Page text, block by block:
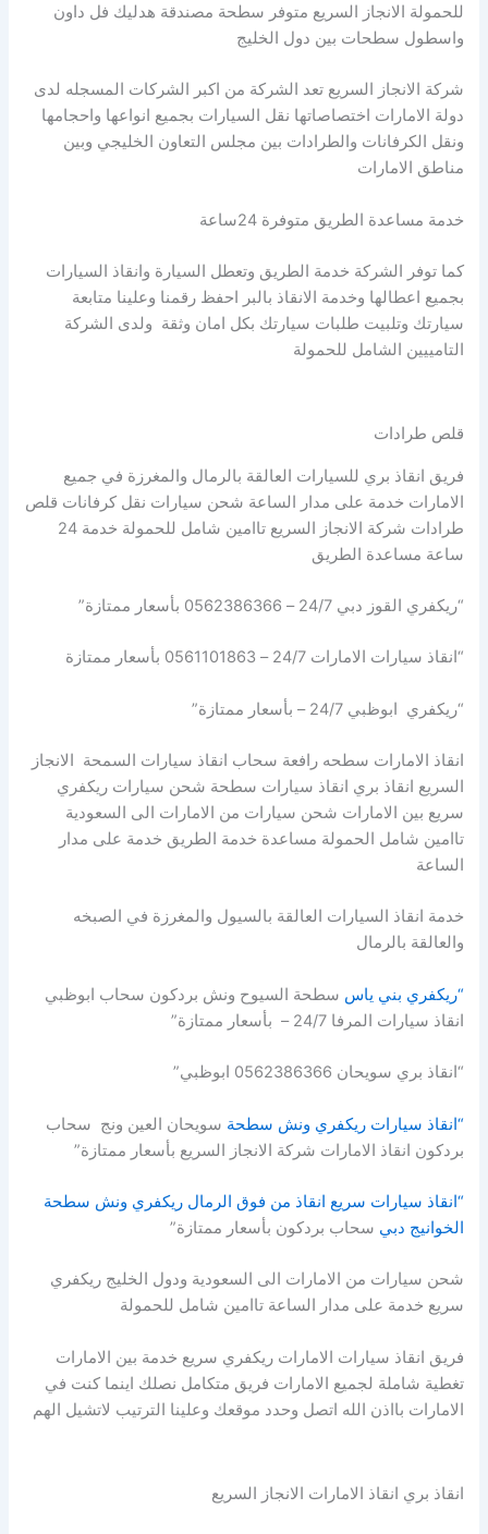
للحمولة الانجاز السريع متوفر سطحة مصندقة هدليك فل داون
واسطول سطحات بين دول الخليج
شركة الانجاز السريع تعد الشركة من اكبر الشركات المسجله لدى
دولة الامارات اختصاصاتها نقل السيارات بجميع انواعها واحجامها
ونقل الكرفانات والطرادات بين مجلس التعاون الخليجي وبين
مناطق الامارات
خدمة مساعدة الطريق متوفرة 24ساعة
كما توفر الشركة خدمة الطريق وتعطل السيارة وانقاذ السيارات
بجميع اعطالها وخدمة الانقاذ بالبر احفظ رقمنا وعلينا متابعة
سيارتك وتلبيت طلبات سيارتك بكل امان وثقة ولدى الشركة
التامييين الشامل للحمولة
قلص طرادات
فريق انقاذ بري للسيارات العالقة بالرمال والمغرزة في جميع
الامارات خدمة على مدار الساعة شحن سيارات نقل كرفانات قلص
طرادات شركة الانجاز السريع تاامين شامل للحمولة خدمة 24
ساعة مساعدة الطريق
“ريكفري القوز دبي 24/7 – 0562386366 بأسعار ممتازة”
“انقاذ سيارات الامارات 24/7 – 0561101863 بأسعار ممتازة
“ريكفري ابوظبي 24/7 – بأسعار ممتازة”
انقاذ الامارات سطحه رافعة سحاب انقاذ سيارات السمحة الانجاز
السريع انقاذ بري انقاذ سيارات سطحة شحن سيارات ريكفري
سريع بين الامارات شحن سيارات من الامارات الى السعودية
تاامين شامل الحمولة مساعدة خدمة الطريق خدمة على مدار
الساعة
خدمة انقاذ السيارات العالقة بالسيول والمغرزة في الصبخه
والعالقة بالرمال
“ريكفري بني ياس سطحة السيوح ونش بردكون سحاب ابوظبي
انقاذ سيارات المرفا 24/7 – بأسعار ممتازة”
“انقاذ بري سويحان 0562386366 ابوظبي”
“انقاذ سيارات ريكفري ونش سطحة سويحان العين ونج سحاب
بردكون انقاذ الامارات شركة الانجاز السريع بأسعار ممتازة”
“انقاذ سيارات سريع انقاذ من فوق الرمال ريكفري ونش سطحة
الخوانيج دبي سحاب بردكون بأسعار ممتازة”
شحن سيارات من الامارات الى السعودية ودول الخليج ريكفري
سريع خدمة على مدار الساعة تاامين شامل للحمولة
فريق انقاذ سيارات الامارات ريكفري سريع خدمة بين الامارات
تغطية شاملة لجميع الامارات فريق متكامل نصلك اينما كنت في
الامارات بااذن الله اتصل وحدد موقعك وعلينا الترتيب لاتشيل الهم
انقاذ بري انقاذ الامارات الانجاز السريع